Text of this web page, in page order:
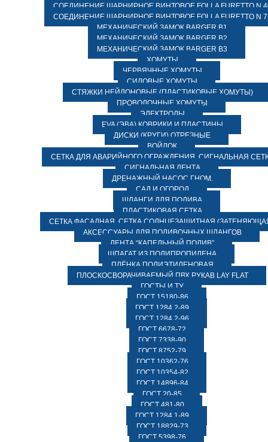
СОЕДИНЕНИЕ ШАРНИРНОЕ ВИНТОВОЕ FOLLA FURETTO N
СОЕДИНЕНИЕ ШАРНИРНОЕ ВИНТОВОЕ FOLLA FURETTO N
МЕХАНИЧЕСКИЙ ЗАМОК BARGER B1
МЕХАНИЧЕСКИЙ ЗАМОК BARGER B2
МЕХАНИЧЕСКИЙ ЗАМОК BARGER B3
ХОМУТЫ
ЧЕРВЯЧНЫЕ ХОМУТЫ
СИЛОВЫЕ ХОМУТЫ
СТЯЖКИ НЕЙЛОНОВЫЕ (ПЛАСТИКОВЫЕ ХОМУТЫ)
ПРОВОЛОЧНЫЕ ХОМУТЫ
ЭЛЕКТРОДЫ
EVA (ЭВА) КОВРИКИ И ПЛАСТИНЫ
ДИСКИ (КРУГИ) ОТРЕЗНЫЕ
ВОЙЛОК
СЕТКА ДЛЯ АВАРИЙНОГО ОГРАЖДЕНИЯ, СИГНАЛЬНАЯ
СИГНАЛЬНАЯ ЛЕНТА
ДРЕНАЖНЫЙ НАСОС ГНОМ.
САД И ОГОРОД
ШЛАНГИ ДЛЯ ПОЛИВА
ПЛАСТИКОВАЯ СЕТКА
СЕТКА ФАСАДНАЯ. СЕТКА СОЛНЦЕЗАЩИТНАЯ
АКСЕССУАРЫ ДЛЯ ПОЛИВОЧНЫХ ШЛАНГОВ
ЛЕНТА “КАПЕЛЬНЫЙ ПОЛИВ”
ШПАГАТ ИЗ ПОЛИПРОПИЛЕНА
ПЛЁНКА ПОЛИЭТИЛЕНОВАЯ
ПЛОСКОСВОРАЧИВАЕМЫЙ ПВХ РУКАВ LAY FLAT
ГОСТЫ И ТУ
ГОСТ 15180-86
ГОСТ 1284.2-89
ГОСТ 1284.2-96
ГОСТ 6678-72
ГОСТ 7338-90
ГОСТ 8752-79
ГОСТ 10362-76
ГОСТ 10354-82
ГОСТ 14896-84
ГОСТ 20-85
ГОСТ 481-80
ГОСТ 1284.1-89
ГОСТ 18829-73
ГОСТ 5398-76